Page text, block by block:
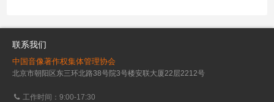
联系我们
中国音像著作权集体管理协会
北京市朝阳区东三环北路38号院3号楼安联大厦22层2212号
工作时间：9:00-17:30